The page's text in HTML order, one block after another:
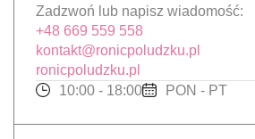
Zadzwoń lub napisz wiadomość:
+48 669 559 558
kontakt@ronicpoludzku.pl
ronicpoludzku.pl
10:00 - 18:00
PON - PT